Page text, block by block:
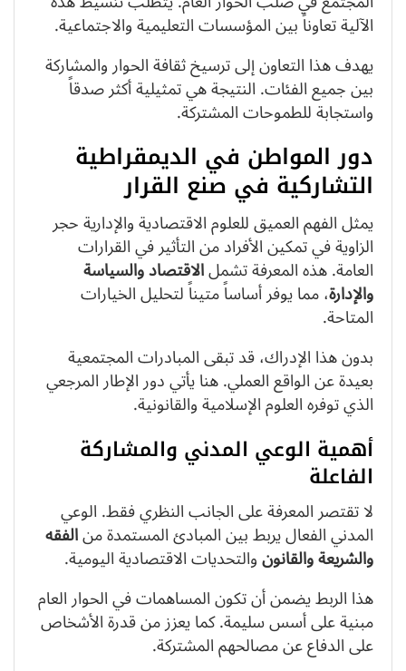
الآلية تعاوناً بين المؤسسات التعليمية والاجتماعية.
يهدف هذا التعاون إلى ترسيخ ثقافة الحوار والمشاركة
بين جميع الفئات. النتيجة هي تمثيلية أكثر صدقاً
واستجابة للطموحات المشتركة.
دور المواطن في الديمقراطية
التشاركية في صنع القرار
يمثل الفهم العميق للعلوم الاقتصادية والإدارية حجر
الزاوية في تمكين الأفراد من التأثير في القرارات
العامة. هذه المعرفة تشملالاقتصاد والسياسة
والإدارة، مما يوفر أساساً متيناً لتحليل الخيارات
المتاحة.
بدون هذا الإدراك، قد تبقى المبادرات المجتمعية
بعيدة عن الواقع العملي. هنا يأتي دور الإطار المرجعي
الذي توفره العلوم الإسلامية والقانونية.
أهمية الوعي المدني والمشاركة
الفاعلة
لا تقتصر المعرفة على الجانب النظري فقط. الوعي
المدني الفعال يربط بين المبادئ المستمدة منالفقه
والشريعة والقانونوالتحديات الاقتصادية اليومية.
هذا الربط يضمن أن تكون المساهمات في الحوار العام
مبنية على أسس سليمة. كما يعزز من قدرة الأشخاص
على الدفاع عن مصالحهم المشتركة.